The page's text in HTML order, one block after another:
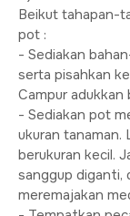
Beikut tahapan-
pot :
- Sediakan
serta pisahkan
Campur
- Sediakan pot
ukuran tanaman.
berukuran kecil.
sanggup diganti,
meremajakan